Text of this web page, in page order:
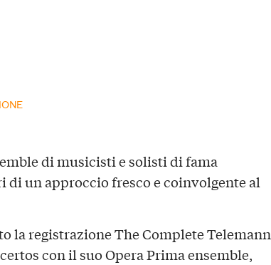
di musicisti e solisti di fama
un approccio fresco e coinvolgente al
la registrazione The Complete Telemann
con il suo Opera Prima ensemble,